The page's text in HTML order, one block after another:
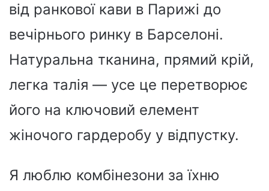
від ранкової кави в Парижі до
вечірнього ринку в Барселоні.
Натуральна тканина, прямий крій,
легка талія — усе це перетворює
його на ключовий елемент
жіночого гардеробу у відпустку.
Я люблю комбінезони за їхню